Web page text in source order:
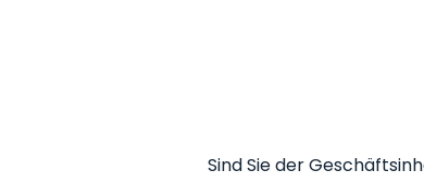
Sind Sie der